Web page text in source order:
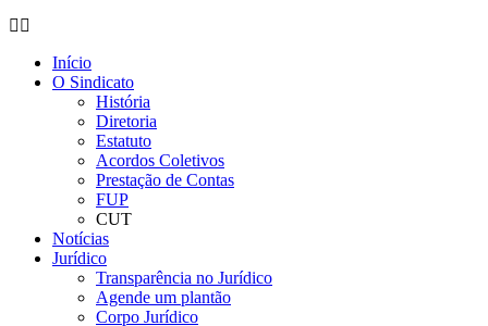
Início
O Sindicato
História
Diretoria
Estatuto
Acordos Coletivos
Prestação de Contas
FUP
CUT
Notícias
Jurídico
Transparência no Jurídico
Agende um plantão
Corpo Jurídico